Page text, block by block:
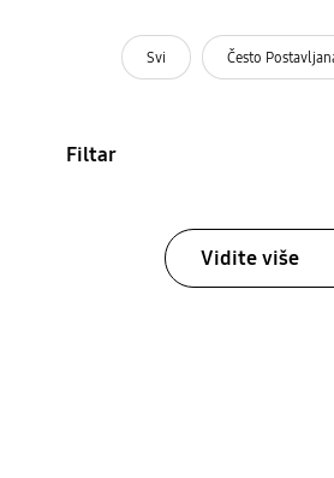
Svi Često
Filtar
Vidite više